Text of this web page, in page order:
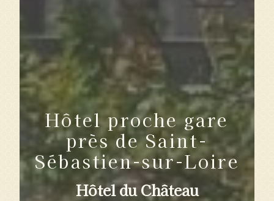
Hôtel proche gare
près de Saint-
Sébastien-sur-Loire
Hôtel du Château